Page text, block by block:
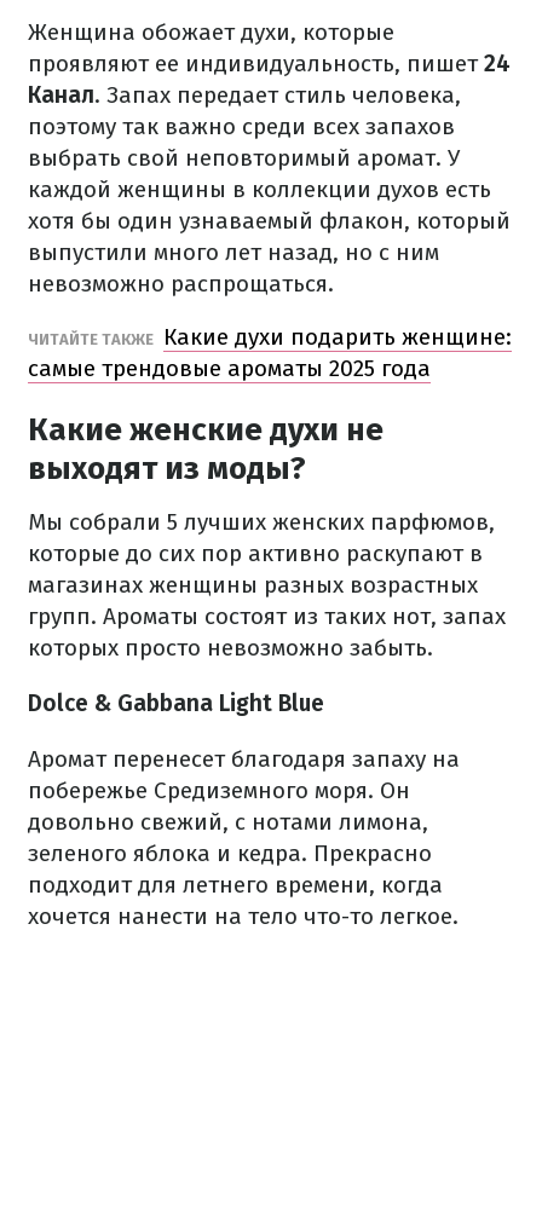
Женщина обожает духи, которые
проявляют ее индивидуальность, пишет24
Канал. Запах передает стиль человека,
поэтому так важно среди всех запахов
выбрать свой неповторимый аромат. У
каждой женщины в коллекции духов есть
хотя бы один узнаваемый флакон, который
выпустили много лет назад, но с ним
невозможно распрощаться.
ЧИТАЙТЕ ТАКЖЕ
Какие духи подарить женщине:
самые трендовые ароматы 2025 года
Какие женские духи не
выходят из моды?
Мы собрали 5 лучших женских парфюмов,
которые до сих пор активно раскупают в
магазинах женщины разных возрастных
групп. Ароматы состоят из таких нот, запах
которых просто невозможно забыть.
Dolce & Gabbana Light Blue
Аромат перенесет благодаря запаху на
побережье Средиземного моря. Он
довольно свежий, с нотами лимона,
зеленого яблока и кедра. Прекрасно
подходит для летнего времени, когда
хочется нанести на тело что-то легкое.